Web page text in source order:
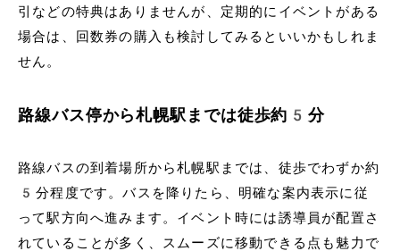
引などの特典はありませんが、定期的にイベントがある
場合は、回数券の購入も検討してみるといいかもしれま
せん。
路線バス停から札幌駅までは徒歩約5分
路線バスの到着場所から札幌駅までは、徒歩でわずか約
5分程度です。バスを降りたら、明確な案内表示に従
って駅方向へ進みます。イベント時には誘導員が配置さ
れていることが多く、スムーズに移動できる点も魅力で